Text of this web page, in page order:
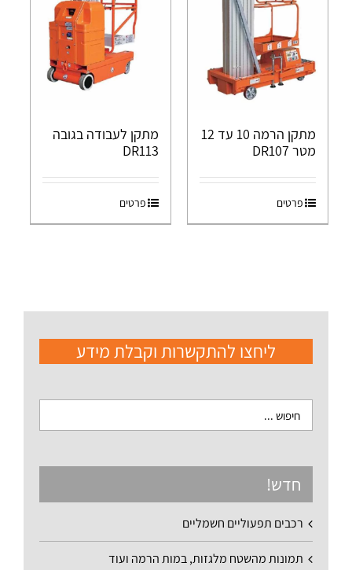
מתקן הרמה 10 עד 12
מטר DR107
פרטים
מתקן לעבודה בגובה
DR113
פרטים
ליחצו להתקשרות וקבלת מידע
חדש!
רכבים תפעוליים חשמליים
תמונות מהשטח מלגזות, במות הרמה ועוד